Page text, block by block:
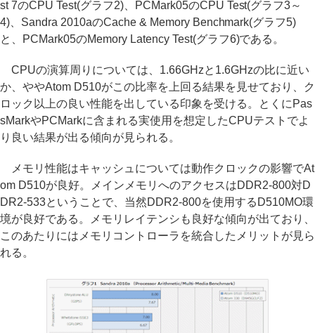
st 7のCPU Test(グラフ2)、PCMark05のCPU Test(グラフ3～
4)、Sandra 2010aのCache & Memory Benchmark(グラフ5)
と、PCMark05のMemory Latency Test(グラフ6)である。
CPUの演算周りについては、1.66GHzと1.6GHzの比に近い
か、ややAtom D510がこの比率を上回る結果を見せており、ク
ロック以上の良い性能を出している印象を受ける。とくにPas
sMarkやPCMarkに含まれる実使用を想定したCPUテストでよ
り良い結果が出る傾向が見られる。
メモリ性能はキャッシュについては動作クロックの影響でAt
om D510が良好。メインメモリへのアクセスはDDR2-800対D
DR2-533ということで、当然DDR2-800を使用するD510MO環
境が良好である。メモリレイテンシも良好な傾向が出ており、
このあたりにはメモリコントローラを統合したメリットが見ら
れる。